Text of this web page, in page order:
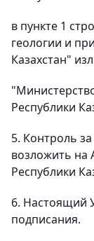
в пункте 1
геологии и
Казахстан"
Республики
5. Контроль
возложить на
Республики
6. Настоящий
подписания.